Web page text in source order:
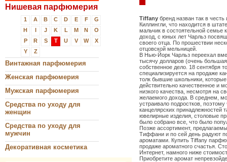
Нишевая парфюмерия
1 A B C D E F
G
H
I J K L M N
O
P
R S T U V W
X
Y
Z
Винтажная парфюмерия
Женская парфюмерия
Мужская парфюмерия
Средства по уходу для
женщин
Средства по уходу для
мужчин
Декоративная косметика
Tiffany бренд назван так в
Киллингли, что находится в
мальчик в состоятельной
доход, с юных лет Чарльз
своего отца. По прошествии
отцовской мельницей.
В Нью-Йорк Чарльз переехал
тысячу долларов (очень
собственное дело. 18 сентября
специализируется на продаже
толк бывшие школьники,
действительно качественное и
низкого качества, несмотря на
желаемого дохода. В среднем,
устраивало подростков,
канцелярских
ювелирные изделия, столовые
было собрано все, что было
Позже ассортимент,
Тиффани и по сей день радуют
ароматами. Купить Tiffany
продаже ароматного счастья.
Интернет, намного ниже
Приобретите аромат